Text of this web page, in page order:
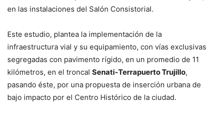
en las instalaciones del Salón Consistorial.
Este estudio, plantea la implementación de la
infraestructura vial y su equipamiento, con vías exclusivas
segregadas con pavimento rígido, en un promedio de 11
kilómetros, en el troncal Senati-Terrapuerto Trujillo,
pasando éste, por una propuesta de inserción urbana de
bajo impacto por el Centro Histórico de la ciudad.